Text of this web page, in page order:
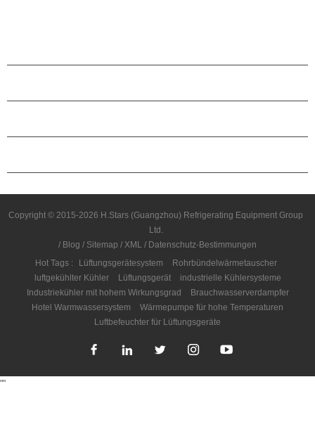
Copyright © 2015-2026 H.Stars (Guangzhou) Refrigerating Equipment Group
Ltd.
/ Blog / Sitemap / XML / Datenschutz-Bestimmungen
Hot Tags :
Lüftungsgerätesystem
Rohrbündelwärmetauscher
luftgekühlter Kühler
Lüftungsgerät
industrielle Kühlersysteme
Industriekühler mit hohem Wirkungsgrad
Brauchwasserverdampfer
Hotel Warmwassersystem
Wärmepumpe für hohe Temperaturen
Luftbefeuchter für Lüftungsgeräte
""